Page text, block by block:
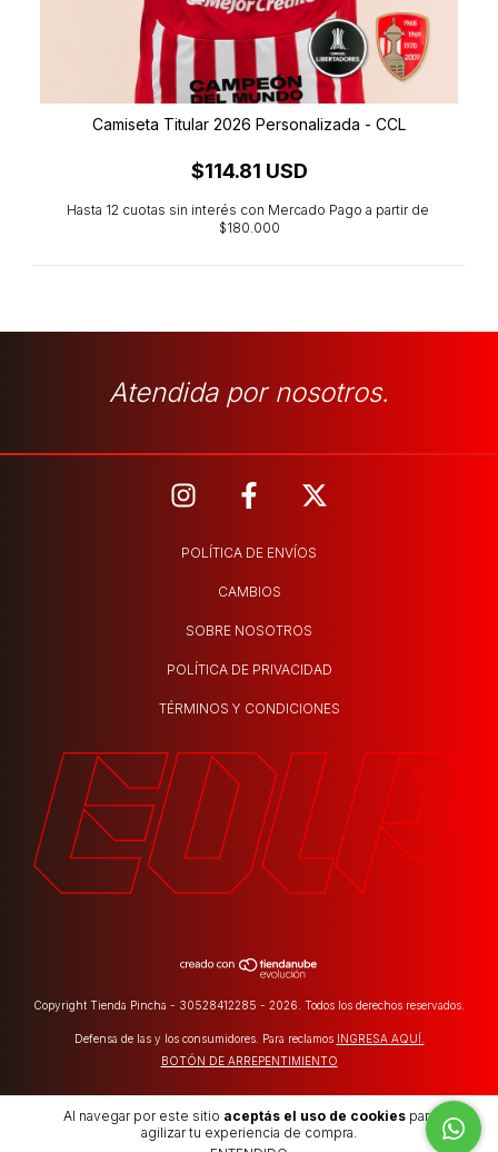
Al navegar por este sitio aceptás el uso de cookiespara
agilizar tu experiencia de compra.
Camiseta Titular 2026 Personalizada - CCL
$114.81 USD
Atendida por nosotros.
POLÍTICA DE ENVÍOS
CAMBIOS
SOBRE NOSOTROS
POLÍTICA DE PRIVACIDAD
TÉRMINOS Y CONDICIONES
Copyright Tienda Pincha - 30528412285 - 2026. Todos los derechos reservados.
Defensa de las y los consumidores. Para reclamos INGRESA AQUÍ.
BOTÓN DE ARREPENTIMIENTO